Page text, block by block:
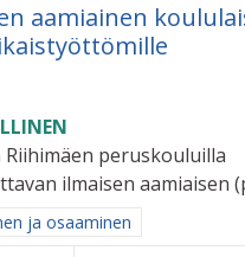
aamiainen
Riihimäen peruskouluilla
ilmaisen aamiaisen
aihepiirin mukaan:
ja osaaminen